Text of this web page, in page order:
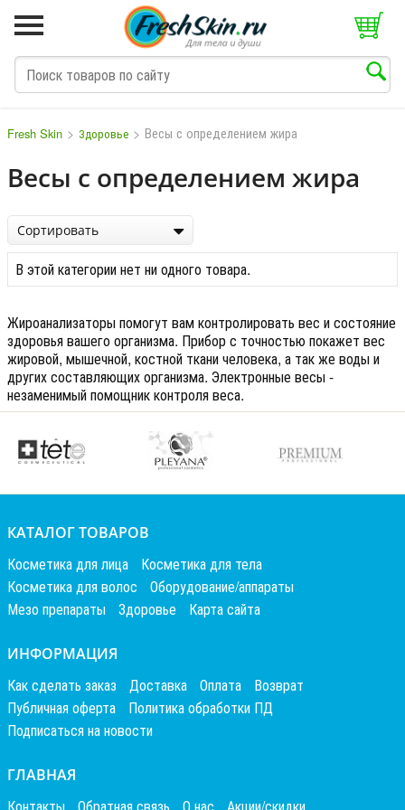
Fresh Skin > Здоровье > Весы с определением жира
Весы с определением жира
Сортировать
В этой категории нет ни одного товара.
Жироанализаторы помогут вам контролировать вес и состояние
здоровья вашего организма. Прибор с точностью покажет вес
жировой, мышечной, костной ткани человека, а так же воды и
других составляющих организма. Электронные весы -
незаменимый помощник контроля веса.
КАТАЛОГ ТОВАРОВ
Косметика для лица
Косметика для тела
Косметика для волос
Оборудование/аппараты
Мезо препараты
Здоровье Карта сайта
ИНФОРМАЦИЯ
Как сделать заказ Доставка Оплата
Возврат
Публичная оферта
Политика обработки ПД
Подписаться на новости
ГЛАВНАЯ
M N O P Q S